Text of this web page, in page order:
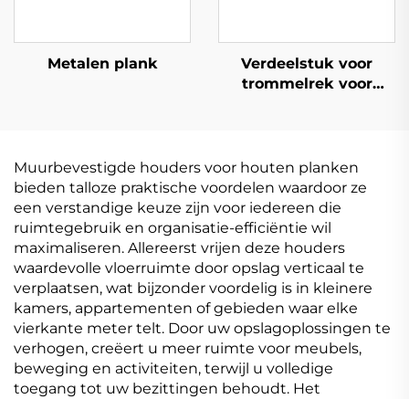
Metalen plank
Verdeelstuk voor
trommelrek voor
Muurbevestigde houders voor houten planken
bieden talloze praktische voordelen waardoor ze
een verstandige keuze zijn voor iedereen die
ruimtegebruik en organisatie-efficiëntie wil
maximaliseren. Allereerst vrijen deze houders
waardevolle vloerruimte door opslag verticaal te
verplaatsen, wat bijzonder voordelig is in kleinere
kamers, appartementen of gebieden waar elke
vierkante meter telt. Door uw opslagoplossingen te
verhogen, creëert u meer ruimte voor meubels,
beweging en activiteiten, terwijl u volledige
toegang tot uw bezittingen behoudt. Het